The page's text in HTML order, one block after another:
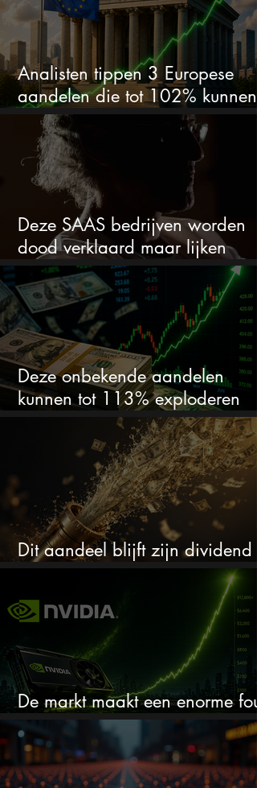
Analisten tippen 3 Europese
aandelen die tot 102% kunnen
stijgen
Deze SAAS bedrijven worden
dood verklaard maar lijken
springlevend
Deze onbekende aandelen
kunnen tot 113% exploderen
(één springt eruit)
Dit aandeel blijft zijn dividend
verhogen, wat er ook gebeurt
De markt maakt een enorme fout